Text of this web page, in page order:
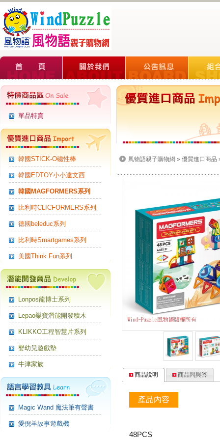
單品特賣
韓國STICK-O磁性棒
韓國EDTOY小小達文西
韓國MAGFORMERS系列
比利時CLICFORMERS系列
德國beleduc系列
比利時Smartgames系列
美國Think Fun系列
Lonpos龍博士系列
Lepao樂寶潛能開發積木
KLIKKO工程智慧片系列
嬰幼兒遊戲墊
牛津家族
Magic Wand 魔法筆有聲書
愛倪羊故事遊戲機
風物語親子購物網 » 優質進口商品
商品說明 商品問與答
產品內容
48PCS